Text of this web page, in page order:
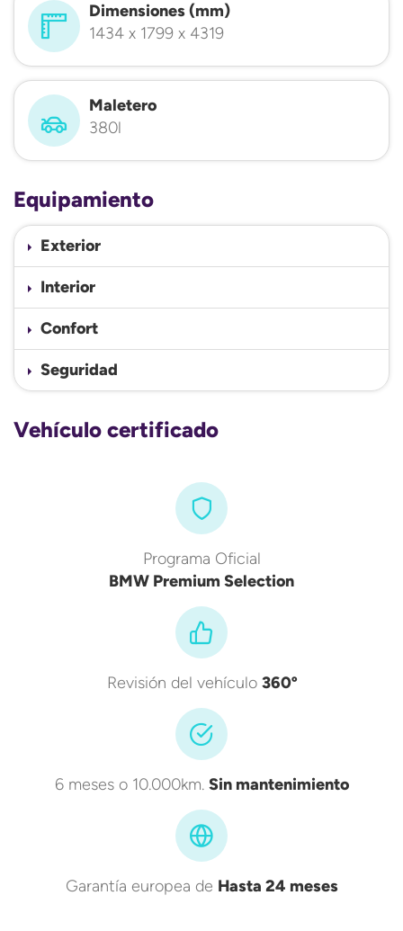
Dimensiones (mm)
1434 x 1799 x 4319
Maletero
380l
Equipamiento
Exterior
Interior
Confort
Seguridad
Vehículo certificado
Programa Oficial
BMW Premium Selection
Revisión del vehículo 360º
6 meses o 10.000km. Sin mantenimiento
Garantía europea de Hasta 24 meses